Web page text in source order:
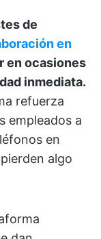
de
en
en ocasiones
inmediata.
refuerza
empleados a
en
algo